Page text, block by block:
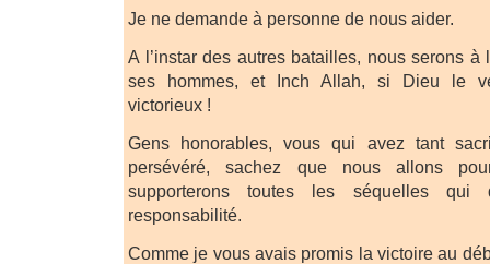
Je ne demande à personne de nous aider.
A l’instar des autres batailles, nous serons à
ses hommes, et Inch Allah, si Dieu le
victorieux !
Gens honorables, vous qui avez tant
persévéré, sachez que nous allons
supporterons toutes les séquelles qui
responsabilité.
Comme je vous avais promis la victoire au